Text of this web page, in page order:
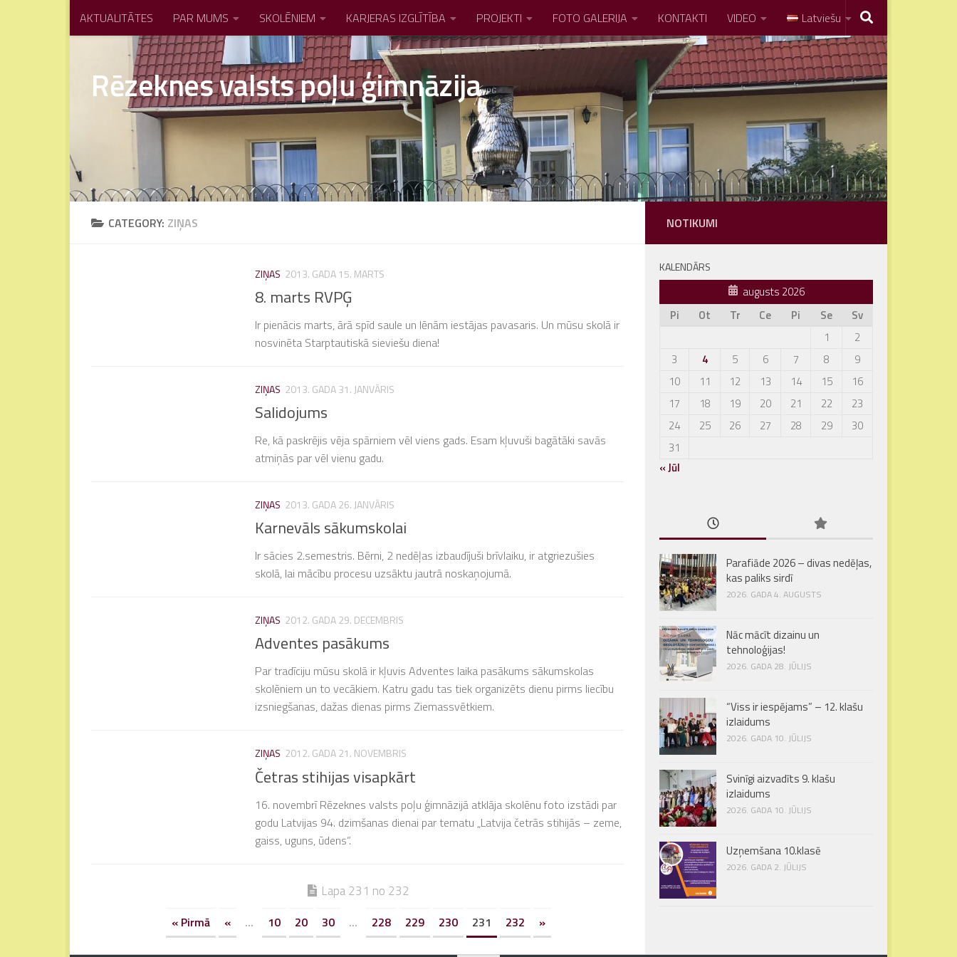
Skip to content
AKTUALITĀTES PAR MUMS SKOLĒNIEM KARJERAS IZGLĪTĪBA PROJEKTI FOTO GALERIJA KONTAKTI VIDEO Latviešu
Rēzeknes valsts poļu ģimnāzija
CATEGORY: ZIŅAS
ZIŅAS 2013. GADA 15. MARTS
8. marts RVPĢ
Ir pienācis marts, ārā spīd saule un lēnām iestājas pavasaris. Un mūsu skolā ir
nosvinēta Starptautiskā sieviešu diena!
ZIŅAS 2013. GADA 31. JANVĀRIS
Salidojums
Re, kā paskrējis vēja spārniem vēl viens gads. Esam kļuvuši bagātāki savās
atmiņās par vēl vienu gadu.
ZIŅAS 2013. GADA 26. JANVĀRIS
Karnevāls sākumskolai
Ir sācies 2.semestris. Bērni, 2 nedēļas izbaudījuši brīvlaiku, ir atgriezušies
skolā, lai mācību procesu uzsāktu jautrā noskaņojumā.
ZIŅAS 2012. GADA 29. DECEMBRIS
Adventes pasākums
Par tradīciju mūsu skolā ir kļuvis Adventes laika pasākums sākumskolas
skolēniem un to vecākiem. Katru gadu tas tiek organizēts dienu pirms liecību
izsniegšanas, dažas dienas pirms Ziemassvētkiem.
ZIŅAS 2012. GADA 21. NOVEMBRIS
Četras stihijas visapkārt
16. novembrī Rēzeknes valsts poļu ģimnāzijā atklāja skolēnu foto izstādi par
godu Latvijas 94. dzimšanas dienai par tematu „Latvija četrās stihijās – zeme,
gaiss, uguns, ūdens”.
Lapa 231 no 232
« Pirmā « ... 10 20 30 ... 228 229 230 231 232 »
NOTIKUMI
KALENDĀRS
augusts 2026
Pi
Ot Tr Ce Pi Se
Sv
1
2
3
4 5 6 7 8
9
10
11 12 13 14 15
16
17
18 19 20 21 22
23
24
25 26 27 28 29
30
31
« Jūl
Parafiāde 2026 – divas nedēļas,
kas paliks sirdī
2026. GADA 4. AUGUSTS
Nāc mācīt dizainu un
tehnoloģijas!
2026. GADA 28. JŪLIJS
“Viss ir iespējams” – 12. klašu
izlaidums
2026. GADA 10. JŪLIJS
Svinīgi aizvadīts 9. klašu
izlaidums
2026. GADA 10. JŪLIJS
Uzņemšana 10.klasē
2026. GADA 2. JŪLIJS